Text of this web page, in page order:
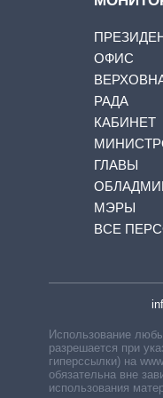
ОФИС
РАДА
КАБИНЕТ
ГЛАВЫ
МЭРЫ
ВСЕ
Использование
разрешается при
гиперссылки) на
обязательна вне
использования